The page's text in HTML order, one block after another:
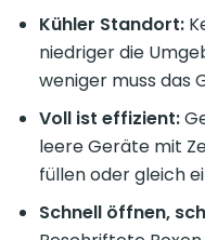
Kühler Standort:
niedriger die
weniger muss das
Voll ist effizient:
leere Geräte mit
füllen oder gleich
Schnell öffnen,